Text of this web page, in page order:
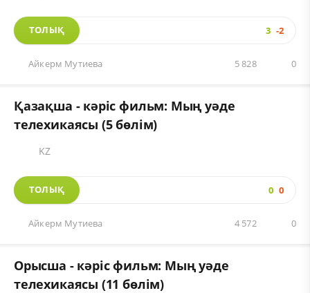
ТОЛЫҚ 3 -2
Айкерм Мутиева 0
5 828
Қазақша - кәріс фильм: Мың уәде
телехикаясы (5 бөлім)
KZ
ТОЛЫҚ 0 0
Айкерм Мутиева 0
4 572
Орысша - кәріс фильм: Мың уәде
телехикаясы (11 бөлім)